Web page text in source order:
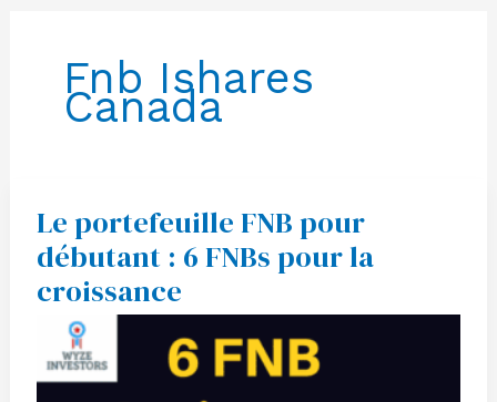
Fnb Ishares
Canada
Le portefeuille FNB pour
débutant : 6 FNBs pour la
croissance
Le
portefeuille
FNB
pour
débutant
:
6
FNBs
pour
la
croissance